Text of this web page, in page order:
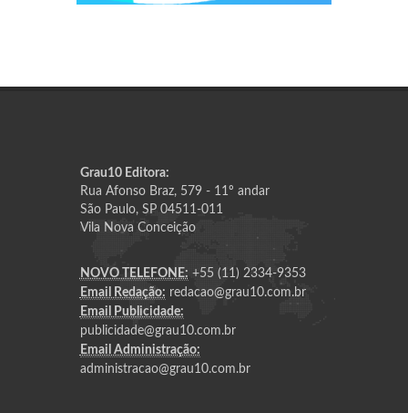
Grau10 Editora:
Rua Afonso Braz, 579 - 11º andar
São Paulo, SP 04511-011
Vila Nova Conceição
NOVO TELEFONE: +55 (11) 2334-9353
Email Redação: redacao@grau10.com.br
Email Publicidade:
publicidade@grau10.com.br
Email Administração:
administracao@grau10.com.br